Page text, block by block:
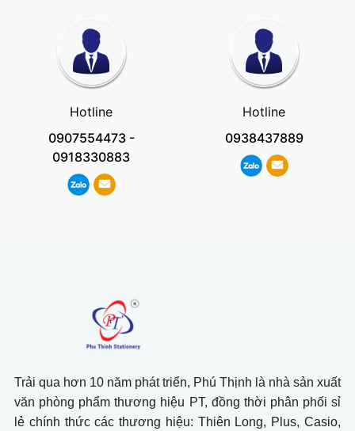
Hotline
0907554473-
0918330883
Hotline
0938437889
Trải qua hơn 10 năm phát triển, Phú Thịnh là nhà sản xuất
văn phòng phẩm thương hiệu PT, đồng thời phân phối sỉ
lẻ chính thức các thương hiệu: Thiên Long, Plus, Casio,